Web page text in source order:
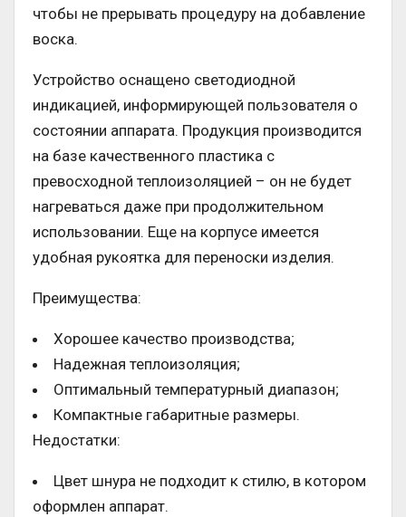
чтобы не прерывать процедуру на добавление
воска.
Устройство оснащено светодиодной
индикацией, информирующей пользователя о
состоянии аппарата. Продукция производится
на базе качественного пластика с
превосходной теплоизоляцией – он не будет
нагреваться даже при продолжительном
использовании. Еще на корпусе имеется
удобная рукоятка для переноски изделия.
Преимущества:
Хорошее качество производства;
Надежная теплоизоляция;
Оптимальный температурный диапазон;
Компактные габаритные размеры.
Недостатки:
Цвет шнура не подходит к стилю, в котором
оформлен аппарат.